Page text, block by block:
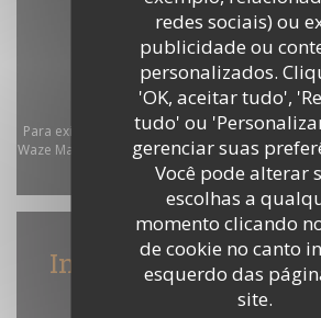
redes sociais) ou
publicidade ou
personalizados.
'OK, aceitar tudo',
tudo' ou
gerenciar suas
Você pode alterar
escolhas a
momento clicando
de cookie no canto
esquerdo das
site.
Para exibir o mapa interativo do Waze, você
Waze Map (Google). Esses cookies podem
localização.
Autorizar
Informações gerais
Horário de